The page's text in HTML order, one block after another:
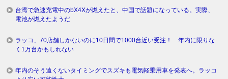
台湾で急速充電中のbX4Xが燃えたと、中国で話題になっている。実際、
電池が燃えたようだ
ラッコ、70店舗しかないのに10日間で1000台近い受注！ 年内に限りな
く1万台かもしれない
年内のそう遠くないタイミングでスズキも電気軽乗用車を発表へ。ラッコ